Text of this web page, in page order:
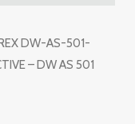
DW-AS-501-
– DW AS 501